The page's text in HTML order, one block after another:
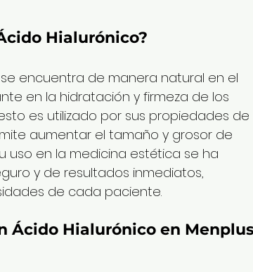
Hialurónico?
encuentra de manera natural en el
en la hidratación y firmeza de los
es utilizado por sus propiedades de
aumentar el tamaño y grosor de
uso en la medicina estética se ha
y de resultados inmediatos,
de cada paciente.
Ácido Hialurónico en